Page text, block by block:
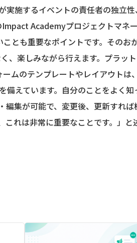
施するイベントの責任者の独立
Academyプロジェクトマネ
とも重要なポイントです。そのお
楽しみながら行えます。プラッ
ムのテンプレートやレイアウトは
えています。自分のことをよく知
集が可能で、変更後、更新すれ
れは非常に重要なことです。」と